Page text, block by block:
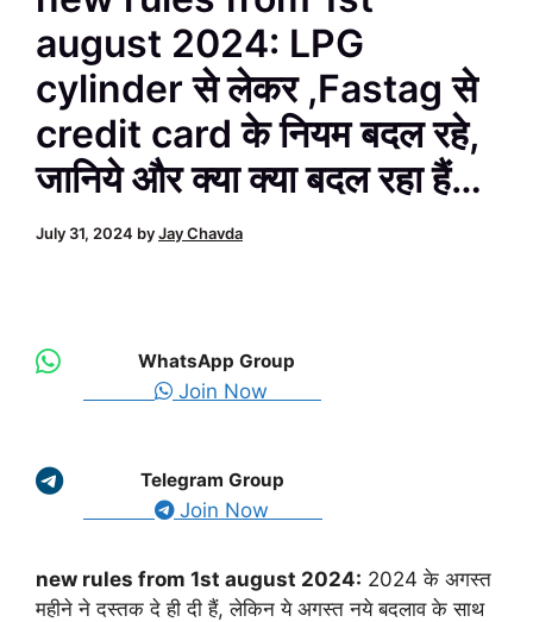
august 2024: LPG
cylinder से लेकर ,Fastag से
credit card के नियम बदल रहे,
जानिये और क्या क्या बदल रहा हैं…
July 31, 2024 byJay Chavda
WhatsApp Group
Join Now
Telegram Group
Join Now
new rules from 1st august 2024: 2024 के अगस्त
महीने ने दस्तक दे ही दी हैं, लेकिन ये अगस्त नये बदलाव के साथ